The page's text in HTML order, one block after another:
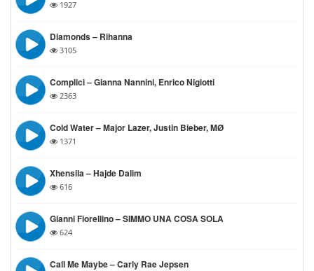
1927
Diamonds – Rihanna
3105
Complici – Gianna Nannini, Enrico Nigiotti
2363
Cold Water – Major Lazer, Justin Bieber, MØ
1371
Xhensila – Hajde Dalim
616
Gianni Fiorellino – SIMMO UNA COSA SOLA
624
Call Me Maybe – Carly Rae Jepsen